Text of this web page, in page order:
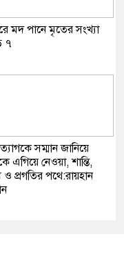
মদ পানে মৃতের সংখ্যা
৭
সম্মান জানিয়ে
এগিয়ে নেওয়া, শান্তি,
ও প্রগতির পথে:রায়হান